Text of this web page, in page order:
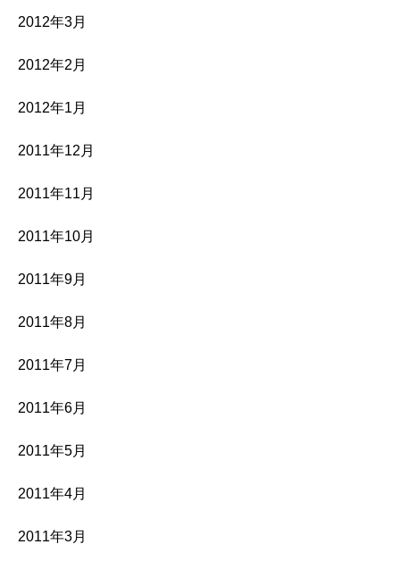
2012年3月
2012年2月
2012年1月
2011年12月
2011年11月
2011年10月
2011年9月
2011年8月
2011年7月
2011年6月
2011年5月
2011年4月
2011年3月